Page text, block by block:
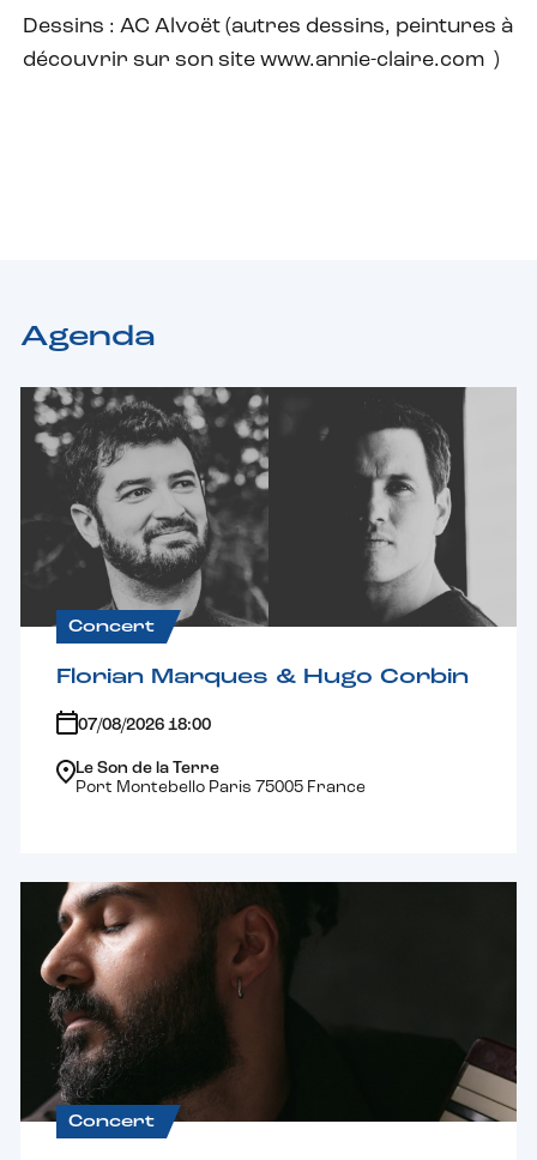
Dessins : AC Alvoët (autres dessins, peintures à
découvrir sur son site www.annie-claire.com )
Agenda
Concert
Florian Marques & Hugo Corbin
07/08/2026 18:00
Le Son de la Terre
Port Montebello Paris 75005 France
Concert